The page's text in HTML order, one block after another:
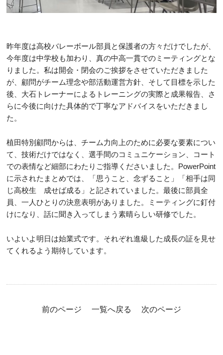
昨年度は高校バレーボール部員と保護者の方々だけでしたが、
今年度は中学校も加わり、真の中高一貫でのミーティングとな
りました。私は開会・閉会のご挨拶をさせていただきました
が、顧問がチーム理念や部活動運営方針、そして目標を示した
後、大石トレーナーによるトレーニングの実際と成果報告、さ
らに今後に向けた具体的で丁寧なアドバイスをいただきまし
た。
植田特別顧問からは、チーム力向上のために必要な要素につい
て、技術だけではなく、選手間のコミュニケーション、コート
での表情など細部にわたりご指導くださいました。PowerPoint
に示されたまとめでは、「思うこと、念ずること」「相手は同
じ高校生 成せば成る」と記されていました。最後に部員全
員、一人ひとりの決意表明がありました。ミーティングに釘付
けになり、話に聞き入ってしまう素晴らしい研修でした。
いよいよ明日は始業式です。それぞれ進級した成長の証を見せ
てくれるよう期待しています。
前のページ 次のページ
一覧へ戻る